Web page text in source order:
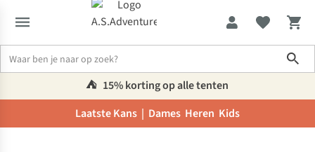
⛺️ 15% korting op alle tenten
Laatste Kans | Dames Heren Kids